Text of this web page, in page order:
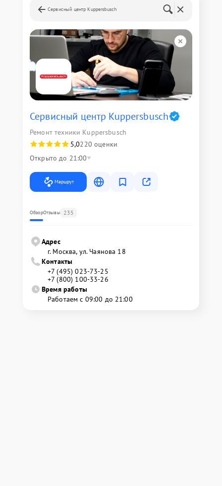
Сервисный центр Kuppersbusch
Сервисный центр Kuppersbusch
Ремонт техники Kuppersbusch
5,0220 оценки
Открыто до 21:00
Маршрут
ОбзорОтзывы 235
Адрес
г. Москва, ул. Чаянова 18
Контакты
+7 (495) 023-73-25
+7 (800) 100-33-26
Время работы
Работаем с 09:00 до 21:00